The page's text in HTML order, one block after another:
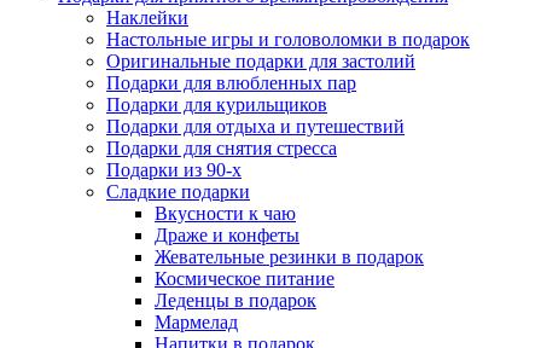
Наклейки
Настольные игры и головоломки в подарок
Оригинальные подарки для застолий
Подарки для влюбленных пар
Подарки для курильщиков
Подарки для отдыха и путешествий
Подарки для снятия стресса
Подарки из 90-х
Сладкие подарки
Вкусности к чаю
Драже и конфеты
Жевательные резинки в подарок
Космическое питание
Леденцы в подарок
Мармелад
Напитки в подарок